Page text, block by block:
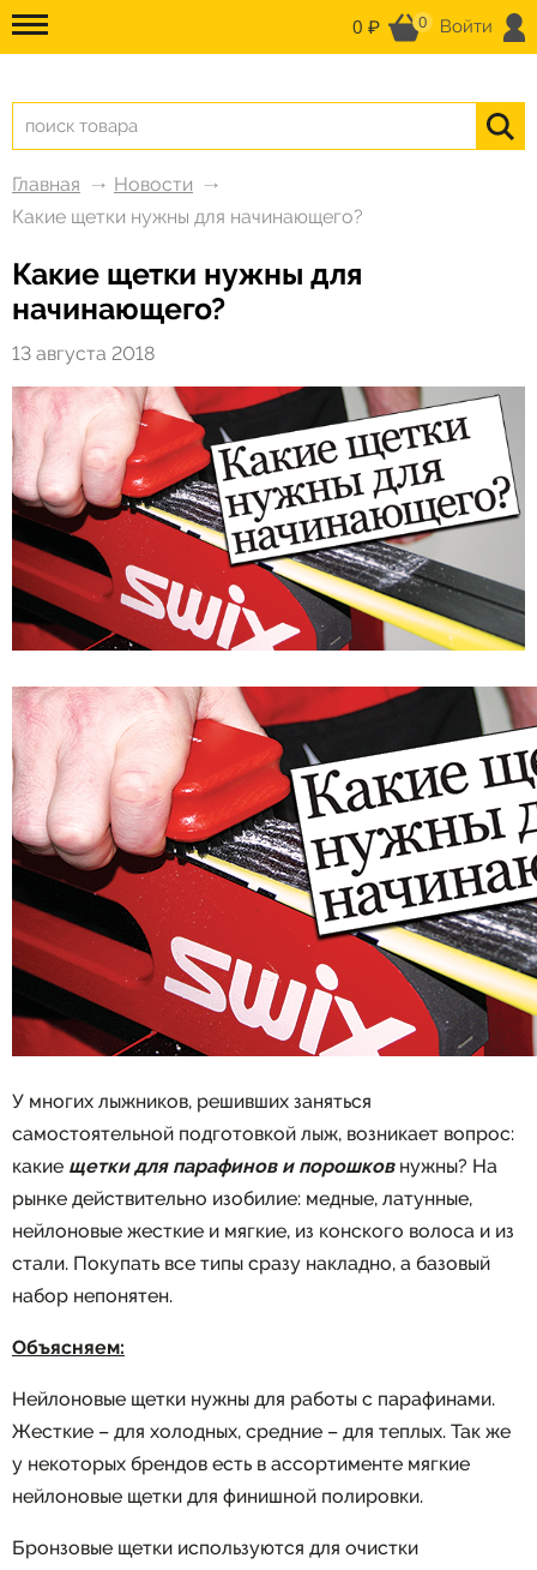
0 ₽ 0 Войти
Главная
Новости
Какие щетки нужны для начинающего?
Какие щетки нужны для
начинающего?
13 августа 2018
У многих лыжников, решивших заняться
самостоятельной подготовкой лыж, возникает вопрос:
какие щетки для парафинов и порошковнужны? На
рынке действительно изобилие: медные, латунные,
нейлоновые жесткие и мягкие, из конского волоса и из
стали. Покупать все типы сразу накладно, а базовый
набор непонятен.
Объясняем:
Нейлоновые щетки нужны для работы с парафинами.
Жесткие – для холодных, средние – для теплых. Так же
у некоторых брендов есть в ассортименте мягкие
нейлоновые щетки для финишной полировки.
Бронзовые щетки используются для очистки